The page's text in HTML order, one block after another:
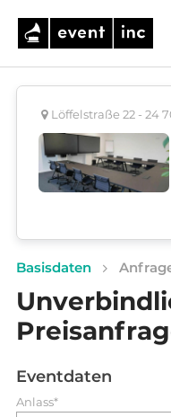
Löffelstraße 22 - 24
Basisdaten
Eventdaten
Anlass*